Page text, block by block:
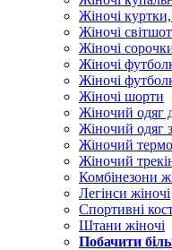
Жіночі
Жіночі
Жіночі
Жіночі
Жіночі
Жіночі шорти
Жіночий одяг
Жіночий одяг
Жіночий
Жіночий
Комбінезони
Легінси жіночі
Спортивні
Штани жіночі
Побачити